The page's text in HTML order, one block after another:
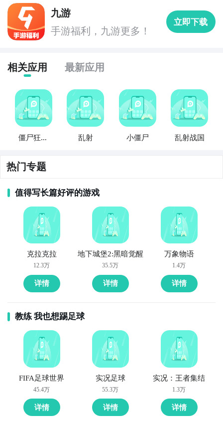
方法二： 下载九游APP，订阅乱射小僵尸的开测提醒
步骤1：点击下载九游APP；
步骤2：进入APP搜索“乱射小僵尸”，订阅后可及时接受
活动,礼包,开测和开放下载的提醒；
九游APP
玩新游 上九游
全球好游抢先下 福利礼包免费领 官方直播陪你玩
方法三： 查看九游开测表
步骤1：在九游开测表中玩家们可以看到当天所有进行开
测的手机游戏，以及最近十天即将进行测试的游戏，有
具体的测试时间以及测试阶段介绍，玩家们可以在这里
查找乱射小僵尸的相关公测时间信息!
步骤2：访问地址>>>
手游开测表地址
最直接的方法就是到九游APP进行下载，九游APP提供
海量的精品游戏下载
在九游客户端搜索栏中输入乱射小僵尸进行搜索，点击
用四处寻求游戏下载包，简简单单的两步你就可以安装
了，同时​还有大量的安卓手机游戏攻略。
九游APP下载 【高速下载】
好了，小编为大家大家提供了这两种教程是下载乱射小
呢？想要了解更多精彩内容，不妨多多关注
九游乱射小
通过上面的游戏介绍和图片，可能大家对乱射小僵尸有
大致的了解了，不过这么游戏要怎么样才能抢先体验到
呢？不用担心，目前九游客户端已经开通了测试提醒
了，通过在九游APP中搜索“乱射小僵尸”，点击右边的
【订阅】或者是【开测提醒】，订阅游戏就不会错过最
先的下载机会了咯！
九游APP
九游
手游福利，九游更多！
立即下载
相关应用 最新应用
僵尸狂乱
乱射 小僵尸 乱射战国
热门专题
值得写长篇好评的游戏
克拉克拉
12.3万
详情
地下城堡2:黑暗觉醒
35.5万
详情
万象物语
1.4万
详情
教练 我也想踢足球
FIFA足球世界
45.4万
详情
实况足球
55.3万
详情
实况：王者集结
1.3万
详情